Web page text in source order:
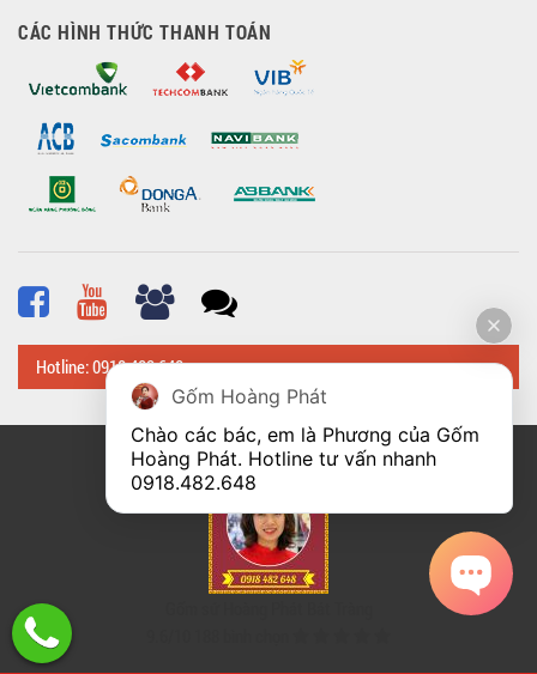
CÁC HÌNH THỨC THANH TOÁN
Hotline: 0918 482 648
© Bản quyền thuộc vềHoangphatbattrang.vn
Gốm Hoàng Phát
Chào các bác, em là Phương của Gốm
0918.482.648